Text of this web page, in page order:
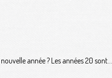
année ? Les années 20 sont...